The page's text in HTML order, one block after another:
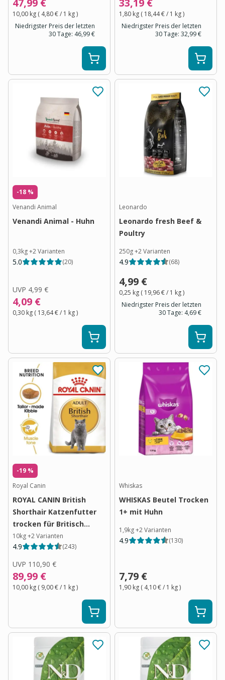
47,99 €
10,00 kg ( 4,80 €/ 1 kg)
Niedrigster Preis der letzten
30 Tage: 46,99 €
33,19 €
1,80 kg ( 18,44 €/ 1 kg)
Niedrigster Preis der letzten
30 Tage: 32,99 €
-18 %
Venandi Animal
Venandi Animal - Huhn
0,3kg+2Varianten
5.0 (20)
UVP 4,99 €
4,09 €
0,30 kg ( 13,64 €/ 1 kg)
Leonardo
Leonardo fresh Beef &
Poultry
250g+2Varianten
4.9 (68)
4,99 €
0,25 kg ( 19,96 €/ 1 kg)
Niedrigster Preis der letzten
30 Tage: 4,69 €
-19 %
Royal Canin
ROYAL CANIN British
Shorthair Katzenfutter
trocken für Britisch
Kurzhaar
10kg+2Varianten
4.9 (243)
UVP 110,90 €
89,99 €
10,00 kg ( 9,00 €/ 1 kg)
Whiskas
WHISKAS Beutel Trocken
1+ mit Huhn
1,9kg+2Varianten
4.9 (130)
7,79 €
1,90 kg ( 4,10 €/ 1 kg)